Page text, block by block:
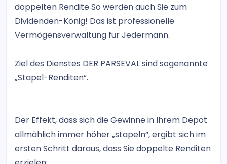
doppelten Rendite So werden auch Sie zum
Dividenden-König! Das ist professionelle
Vermögensverwaltung für Jedermann.
Ziel des Dienstes DER PARSEVAL sind sogenannte
„Stapel-Renditen“.
Der Effekt, dass sich die Gewinne in Ihrem Depot
allmählich immer höher „stapeln“, ergibt sich im
ersten Schritt daraus, dass Sie doppelte Renditen